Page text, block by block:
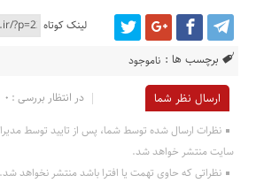
لینک کوتاه
برچسب ها : ناموجود
ارسال نظر شما
در انتظار بررسی : 0
نظرات ارسال شده توسط شما، پس از تایید توسط مدیران
سایت منتشر خواهد شد.
نظراتی که حاوی تهمت یا افترا باشد منتشر نخواهد شد.